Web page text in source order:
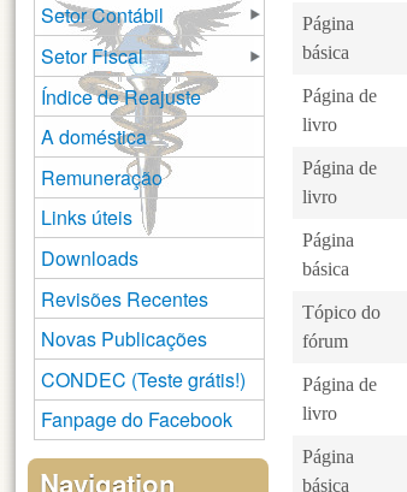
Página
básica
Página de
livro
Página de
livro
Página
básica
Tópico do
fórum
Página de
livro
Página
básica
Setor Contábil
Setor Fiscal
Índice de Reajuste
A doméstica
Remuneração
Links úteis
Downloads
Revisões Recentes
Novas Publicações
CONDEC (Teste grátis!)
Fanpage do Facebook
Navigation